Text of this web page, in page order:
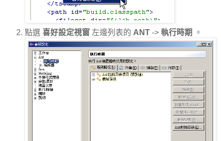
點選 喜好設定視窗 左邊列表的 ANT -> 執行時期 。